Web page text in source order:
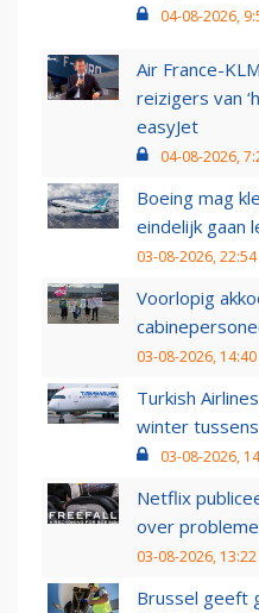
04-08-2026,
Air France-
reizigers van
easyJet
04-08-2026,
Boeing mag
eindelijk gaan
03-08-2026, 22:54
Voorlopig
03-08-2026, 14:40
Turkish
winter
03-08-2026,
Netflix
over
03-08-2026, 13:22
Brussel geeft